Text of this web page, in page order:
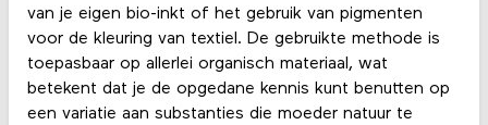
van je eigen bio-inkt of het gebruik van pigmenten
voor de kleuring van textiel. De gebruikte methode is
toepasbaar op allerlei organisch materiaal, wat
betekent dat je de opgedane kennis kunt benutten op
een variatie aan substanties die moeder natuur te